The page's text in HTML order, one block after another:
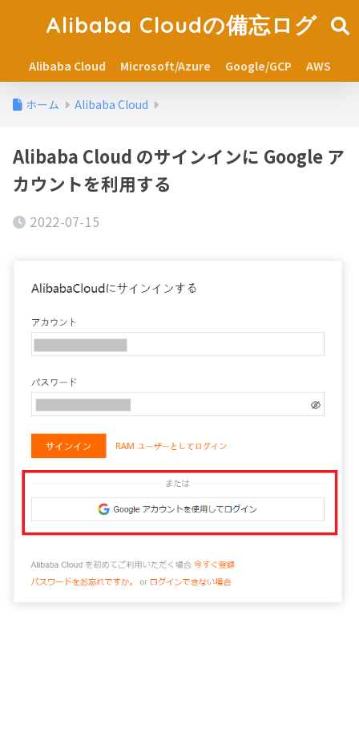
Alibaba Cloudの備忘ログ
Alibaba Cloud Microsoft/Azure Google/GCP AWS
ホーム Alibaba Cloud
Alibaba Cloud のサインインに Google ア
カウントを利用する
2022-07-15